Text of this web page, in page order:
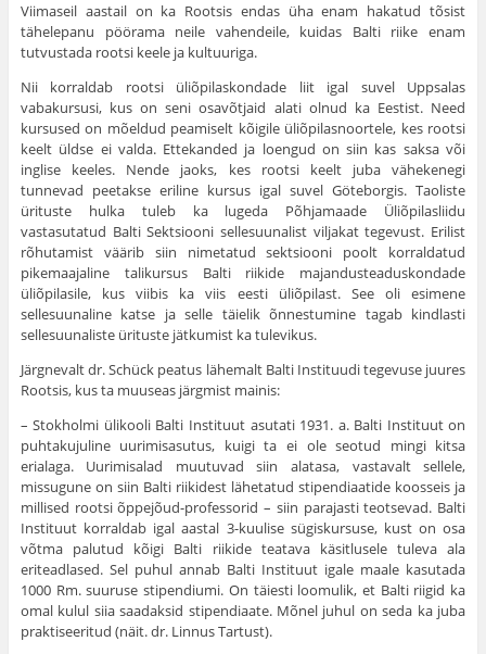
Viimaseil aastail on ka Rootsis endas üha enam hakatud tõsist
tähelepanu pöörama neile vahendeile, kuidas Balti riike enam
tutvustada rootsi keele ja kultuuriga.
Nii korraldab rootsi üliõpilaskondade liit igal suvel Uppsalas
vabakursusi, kus on seni osavõtjaid alati olnud ka Eestist. Need
kursused on mõeldud peamiselt kõigile üliõpilasnoortele, kes rootsi
keelt üldse ei valda. Ettekanded ja loengud on siin kas saksa või
inglise keeles. Nende jaoks, kes rootsi keelt juba vähekenegi
tunnevad peetakse eriline kursus igal suvel Göteborgis. Taoliste
ürituste hulka tuleb ka lugeda Põhjamaade Üliõpilasliidu
vastasutatud Balti Sektsiooni sellesuunalist viljakat tegevust. Erilist
rõhutamist väärib siin nimetatud sektsiooni poolt korraldatud
pikemaajaline talikursus Balti riikide majandusteaduskondade
üliõpilasile, kus viibis ka viis eesti üliõpilast. See oli esimene
sellesuunaline katse ja selle täielik õnnestumine tagab kindlasti
sellesuunaliste ürituste jätkumist ka tulevikus.
Järgnevalt dr. Schück peatus lähemalt Balti Instituudi tegevuse juures
Rootsis, kus ta muuseas järgmist mainis:
– Stokholmi ülikooli Balti Instituut asutati 1931. a. Balti Instituut on
puhtakujuline uurimisasutus, kuigi ta ei ole seotud mingi kitsa
erialaga. Uurimisalad muutuvad siin alatasa, vastavalt sellele,
missugune on siin Balti riikidest lähetatud stipendiaatide koosseis ja
millised rootsi õppejõud-professorid – siin parajasti teotsevad. Balti
Instituut korraldab igal aastal 3-kuulise sügiskursuse, kust on osa
võtma palutud kõigi Balti riikide teatava käsitlusele tuleva ala
eriteadlased. Sel puhul annab Balti Instituut igale maale kasutada
1000 Rm. suuruse stipendiumi. On täiesti loomulik, et Balti riigid ka
omal kulul siia saadaksid stipendiaate. Mõnel juhul on seda ka juba
praktiseeritud (näit. dr. Linnus Tartust).